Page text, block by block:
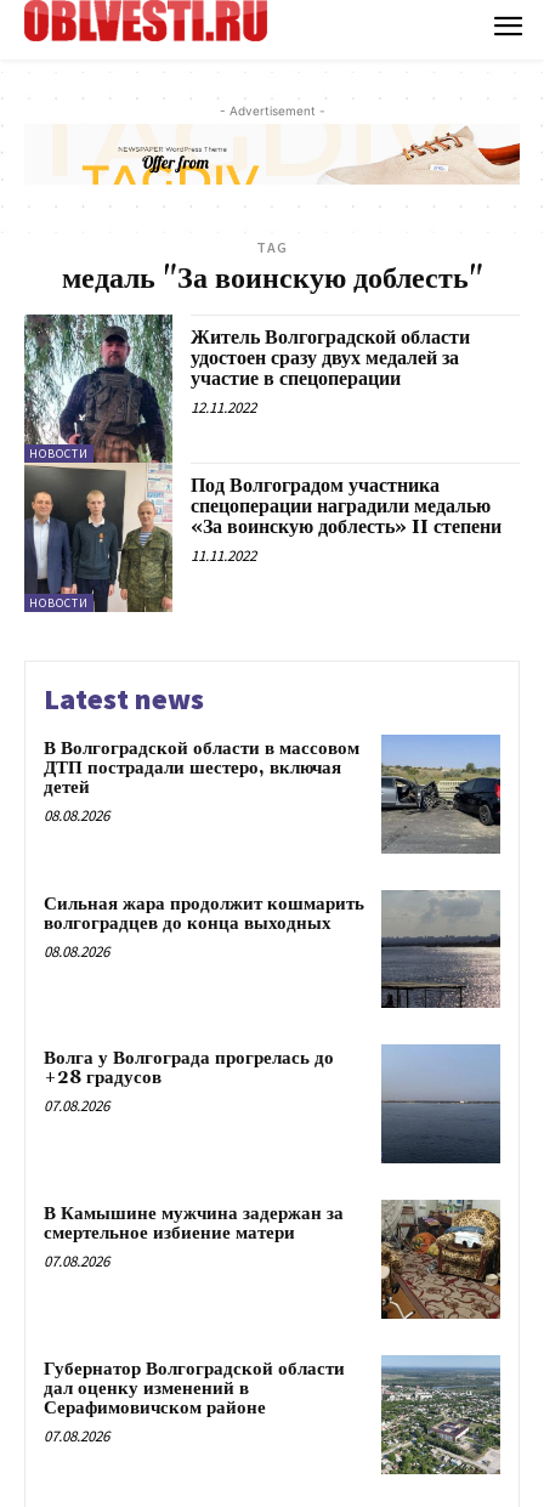
- Advertisement -
TAG
медаль "За воинскую доблесть"
НОВОСТИ
Житель Волгоградской области
удостоен сразу двух медалей за
участие в спецоперации
12.11.2022
НОВОСТИ
Под Волгоградом участника
спецоперации наградили медалью
«За воинскую доблесть» II степени
11.11.2022
Latest news
В Волгоградской области в массовом
ДТП пострадали шестеро, включая
детей
08.08.2026
Сильная жара продолжит кошмарить
волгоградцев до конца выходных
08.08.2026
Волга у Волгограда прогрелась до
+28 градусов
07.08.2026
В Камышине мужчина задержан за
смертельное избиение матери
07.08.2026
Губернатор Волгоградской области
дал оценку изменений в
Серафимовичском районе
07.08.2026